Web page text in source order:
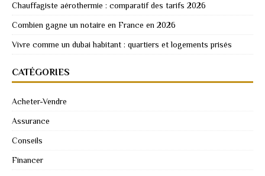
Chauffagiste aérothermie : comparatif des tarifs 2026
Combien gagne un notaire en France en 2026
Vivre comme un dubai habitant : quartiers et logements prisés
CATÉGORIES
Acheter-Vendre
Assurance
Conseils
Financer